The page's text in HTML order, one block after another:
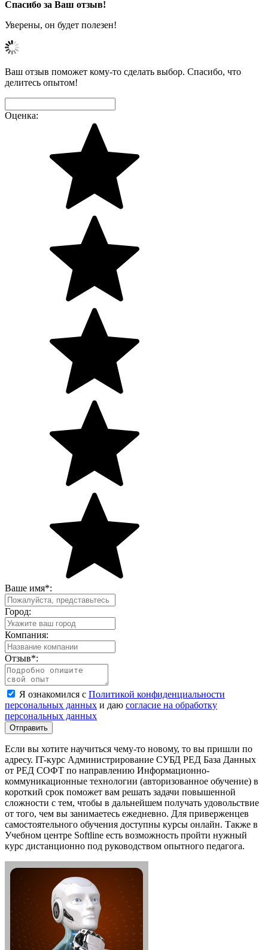
Спасибо за Ваш отзыв!
Уверены, он будет полезен!
Ваш отзыв поможет кому-то сделать выбор. Спасибо, что
делитесь опытом!
Оценка:
Ваше имя*:
Город:
Компания:
Отзыв*:
Я ознакомился с Политикой конфиденциальности
персональных данных и даю согласие на обработку
персональных данных
Отправить
Если вы хотите научиться чему-то новому, то вы пришли по
адресу. IT-курс Администрирование СУБД РЕД База Данных
от РЕД СОФТ по направлению Информационно-
коммуникационные технологии (авторизованное обучение) в
короткий срок поможет вам решать задачи повышенной
сложности с тем, чтобы в дальнейшем получать удовольствие
от того, чем вы занимаетесь ежедневно. Для приверженцев
самостоятельного обучения доступны курсы онлайн. Также в
Учебном центре Softline есть возможность пройти нужный
курс дистанционно под руководством опытного педагога.